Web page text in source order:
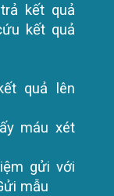
kết quả
kết quả
quả lên
máu xét
gửi với
mẫu